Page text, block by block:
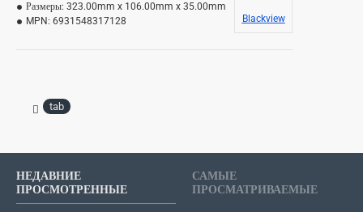
Размеры: 323.00mm x 106.00mm x 35.00mm
MPN: 6931548317128 Blackview
tab
НЕДАВНИЕ
ПРОСМОТРЕННЫЕ
САМЫЕ
ПРОСМАТРИВАЕМЫЕ